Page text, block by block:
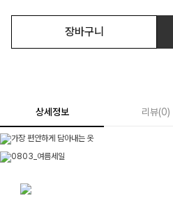
장바구니
상세정보 리뷰(0)